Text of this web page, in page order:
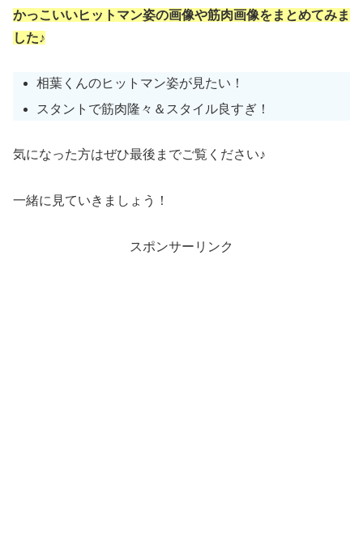
かっこいいヒットマン姿の画像や筋肉画像をまとめてみま
した♪
相葉くんのヒットマン姿が見たい！
スタントで筋肉隆々＆スタイル良すぎ！
気になった方はぜひ最後までご覧ください♪
一緒に見ていきましょう！
スポンサーリンク